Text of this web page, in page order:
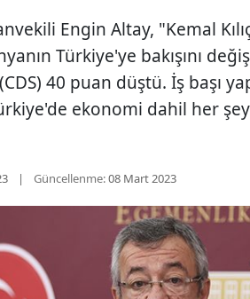
Engin Altay, "Kemal
Türkiye'ye bakışını
40 puan düştü. İş başı
ekonomi dahil her
Güncellenme:08 Mart 2023